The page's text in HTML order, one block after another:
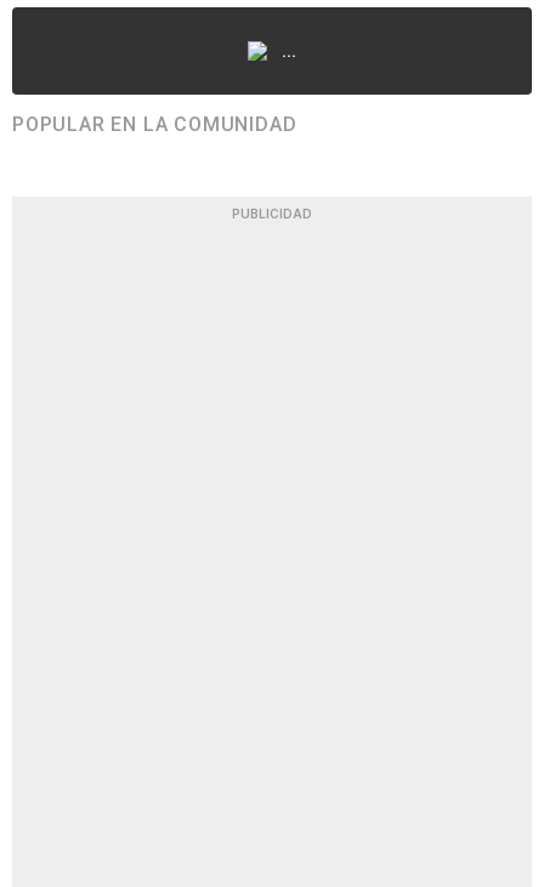
...
POPULAR EN LA COMUNIDAD
PUBLICIDAD